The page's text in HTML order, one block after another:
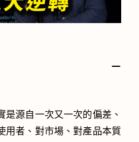
－
是源自一次又一次的偏差、
用者、對市場、對產品本質